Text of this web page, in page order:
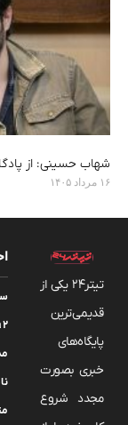
شهاب حسینی: از
۱۶ مرداد ۱۴۰۵
تیتر24 یکی از
قدیمی‌ترین
پایگاه‌های
خبری بصورت
مجدد شروع